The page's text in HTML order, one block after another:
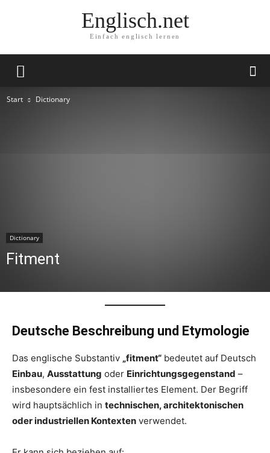
Englisch.net
Einfach englisch lernen
Start Dictionary
Dictionary
Fitment
Deutsche Beschreibung und Etymologie
Das englische Substantiv „fitment“ bedeutet auf Deutsch
Einbau, Ausstattung oder Einrichtungsgegenstand –
insbesondere ein fest installiertes Element. Der Begriff
wird hauptsächlich in technischen, architektonischen
oder industriellen Kontexten verwendet.